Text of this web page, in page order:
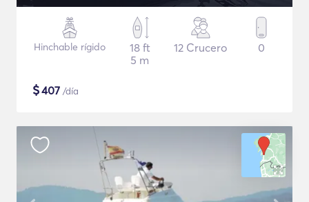
Hinchable rígido
18 ft
5 m
12 Crucero 0
$407 /día